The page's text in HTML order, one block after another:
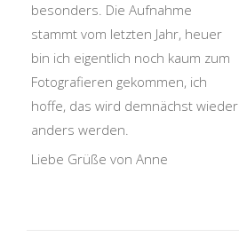
besonders. Die Aufnahme
stammt vom letzten Jahr, heuer
bin ich eigentlich noch kaum zum
Fotografieren gekommen, ich
hoffe, das wird demnächst wieder
anders werden.
Liebe Grüße von Anne